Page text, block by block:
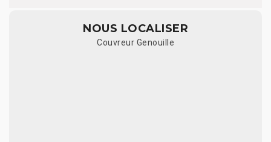
NOUS LOCALISER
Couvreur Genouille